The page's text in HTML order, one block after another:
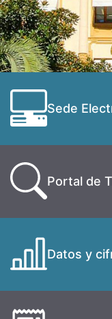
Sede
Portal de
Datos y